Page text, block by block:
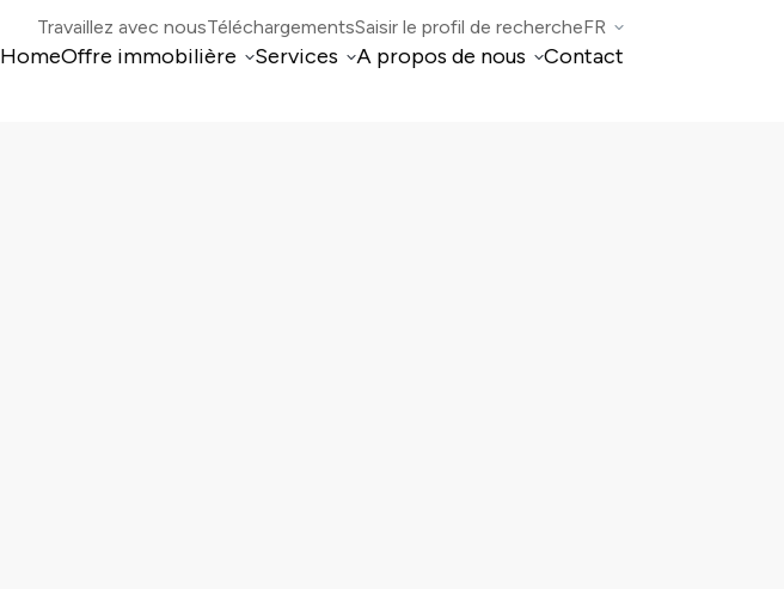
Travaillez avec nousTéléchargementsSaisir le profil de rechercheFR
HomeOffre immobilière Services A propos de nous Contact